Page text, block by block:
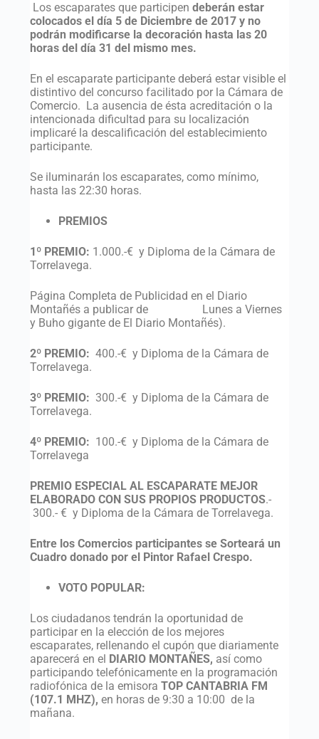
Los escaparates que participen deberán estar
colocados el día 5 de Diciembre de 2017 y no
podrán modificarse la decoración hasta las 20
horas del día 31 del mismo mes.
En el escaparate participante deberá estar visible el
distintivo del concurso facilitado por la Cámara de
Comercio. La ausencia de ésta acreditación o la
intencionada dificultad para su localización
implicaré la descalificación del establecimiento
participante.
Se iluminarán los escaparates, como mínimo,
hasta las 22:30 horas.
PREMIOS
1º PREMIO: 1.000.-€ y Diploma de la Cámara de
Torrelavega.
Página Completa de Publicidad en el Diario
Montañés a publicar de Lunes a Viernes
y Buho gigante de El Diario Montañés).
2º PREMIO: 400.-€ y Diploma de la Cámara de
Torrelavega.
3º PREMIO: 300.-€ y Diploma de la Cámara de
Torrelavega.
4º PREMIO: 100.-€ y Diploma de la Cámara de
Torrelavega
PREMIO ESPECIAL AL ESCAPARATE MEJOR
ELABORADO CON SUS PROPIOS PRODUCTOS.-
300.- € y Diploma de la Cámara de Torrelavega.
Entre los Comercios participantes se Sorteará un
Cuadro donado por el Pintor Rafael Crespo.
VOTO POPULAR:
Los ciudadanos tendrán la oportunidad de
participar en la elección de los mejores
escaparates, rellenando el cupón que diariamente
aparecerá en el DIARIO MONTAÑES, así como
participando telefónicamente en la programación
radiofónica de la emisora TOP CANTABRIA FM
(107.1 MHZ), en horas de 9:30 a 10:00 de la
mañana.